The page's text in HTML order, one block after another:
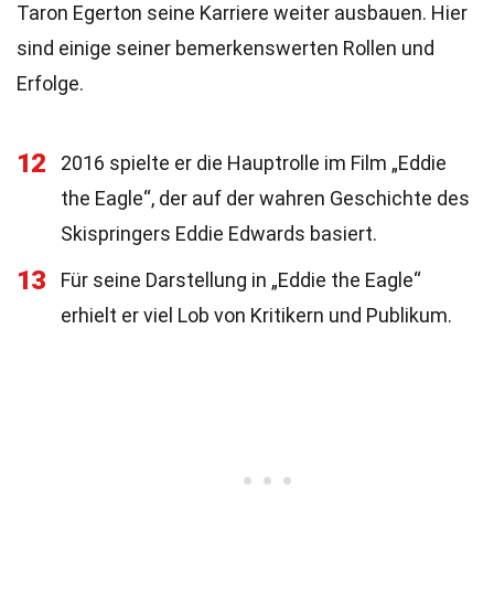
Taron Egerton seine Karriere weiter ausbauen. Hier
sind einige seiner bemerkenswerten Rollen und
Erfolge.
12
2016 spielte er die Hauptrolle im Film „Eddie
the Eagle“, der auf der wahren Geschichte des
Skispringers Eddie Edwards basiert.
13
Für seine Darstellung in „Eddie the Eagle“
erhielt er viel Lob von Kritikern und Publikum.